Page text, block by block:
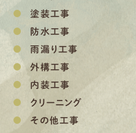
塗装工事
防水工事
雨漏り工事
外構工事
内装工事
クリーニング
その他工事